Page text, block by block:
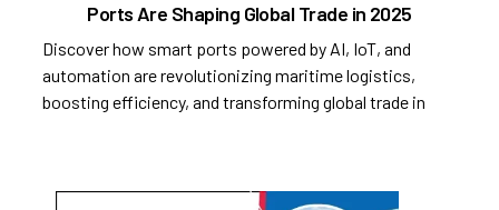
Ports Are Shaping Global Trade in 2025
Discover how smart ports powered by AI, IoT, and
automation are revolutionizing maritime logistics,
boosting efficiency, and transforming global trade in